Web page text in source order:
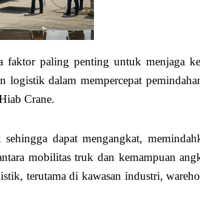
paling penting untuk menjaga
logistik dalam mempercepat
Crane.
dapat mengangkat,
mobilitas truk dan kemampuan
terutama di kawasan industri,